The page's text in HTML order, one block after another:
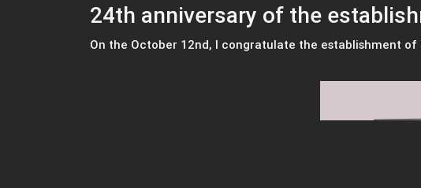
24th anniversary of the
On the October 12nd, I congratulate the establishment